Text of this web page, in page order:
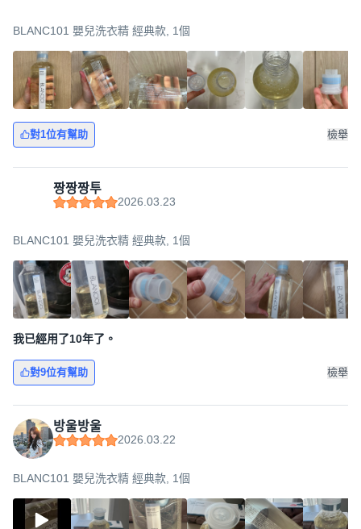
BLANC101 嬰兒洗衣精 經典款, 1個
對1位有幫助 檢舉
짱짱짱투
2026.03.23
BLANC101 嬰兒洗衣精 經典款, 1個
我已經用了10年了。
對9位有幫助 檢舉
방울방울
2026.03.22
BLANC101 嬰兒洗衣精 經典款, 1個